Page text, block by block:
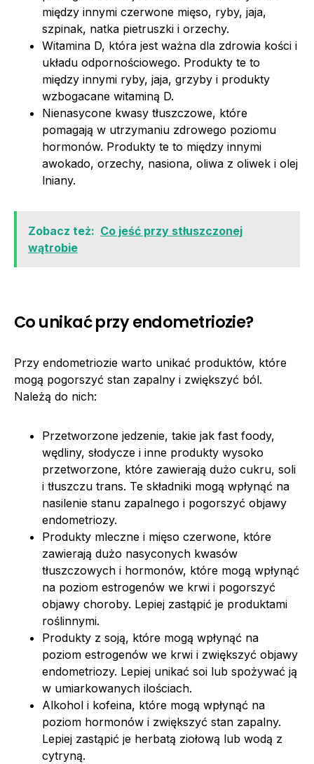
między innymi czerwone mięso, ryby, jaja,
szpinak, natka pietruszki i orzechy.
Witamina D, która jest ważna dla zdrowia kości i
układu odpornościowego. Produkty te to
między innymi ryby, jaja, grzyby i produkty
wzbogacane witaminą D.
Nienasycone kwasy tłuszczowe, które
pomagają w utrzymaniu zdrowego poziomu
hormonów. Produkty te to między innymi
awokado, orzechy, nasiona, oliwa z oliwek i olej
lniany.
Zobacz też: Co jeść przy stłuszczonej
wątrobie
Co unikać przy endometriozie?
Przy endometriozie warto unikać produktów, które
mogą pogorszyć stan zapalny i zwiększyć ból.
Należą do nich:
Przetworzone jedzenie, takie jak fast foody,
wędliny, słodycze i inne produkty wysoko
przetworzone, które zawierają dużo cukru, soli
i tłuszczu trans. Te składniki mogą wpłynąć na
nasilenie stanu zapalnego i pogorszyć objawy
endometriozy.
Produkty mleczne i mięso czerwone, które
zawierają dużo nasyconych kwasów
tłuszczowych i hormonów, które mogą wpłynąć
na poziom estrogenów we krwi i pogorszyć
objawy choroby. Lepiej zastąpić je produktami
roślinnymi.
Produkty z soją, które mogą wpłynąć na
poziom estrogenów we krwi i zwiększyć objawy
endometriozy. Lepiej unikać soi lub spożywać ją
w umiarkowanych ilościach.
Alkohol i kofeina, które mogą wpłynąć na
poziom hormonów i zwiększyć stan zapalny.
Lepiej zastąpić je herbatą ziołową lub wodą z
cytryną.